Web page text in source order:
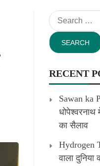
Search
for:
RECENT
Sawan ka
का सैलाव
Hydrogen
वाला